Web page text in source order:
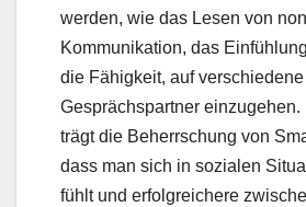
werden, wie das Lesen von
Kommunikation, das
die Fähigkeit, auf verschiedene
Gesprächspartner einzugehen.
trägt die Beherrschung von
dass man sich in sozialen
fühlt und erfolgreichere